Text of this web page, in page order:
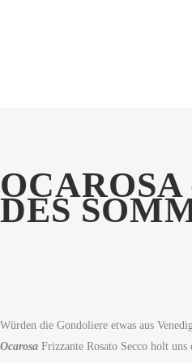
DES
Würden die Gondoliere etwas aus
Ocarosa Frizzante Rosato Secco holt